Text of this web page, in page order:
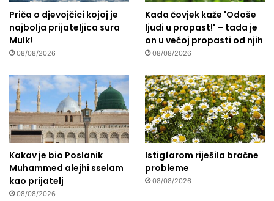
Priča o djevojčici kojoj je
najbolja prijateljica sura
Mulk!
08/08/2026
Kada čovjek kaže 'Odoše
ljudi u propast!' – tada je
on u većoj propasti od njih
08/08/2026
Kakav je bio Poslanik
Muhammed alejhi sselam
kao prijatelj
08/08/2026
Istigfarom riješila bračne
probleme
08/08/2026